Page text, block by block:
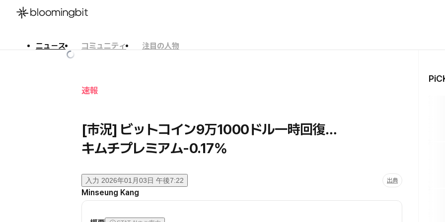
ニュース コミュニティ
注目の人物
速報
[市況] ビットコイン9万1000ドル一時回復…
キムチプレミアム-0.17%
入力 2026年01月03日 午後7:22 出典
Minseung Kang